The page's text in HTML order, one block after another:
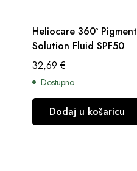
Heliocare 360º Pigment
Solution Fluid SPF50
32,69€
Dostupno
Dodaj u košaricu